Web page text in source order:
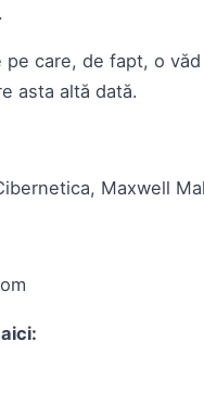
pe care, de fapt, o
asta altă dată.
Maxwell